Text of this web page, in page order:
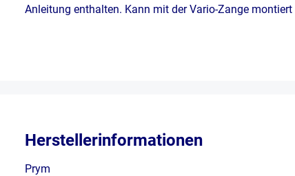
Anleitung enthalten. Kann mit der Vario-Zange
Herstellerinformationen
Prym